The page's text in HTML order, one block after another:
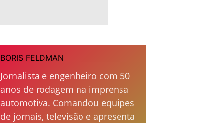
BORIS FELDMAN
Jornalista e engenheiro com 50
anos de rodagem na imprensa
automotiva. Comandou equipes
de jornais, televisão e apresenta